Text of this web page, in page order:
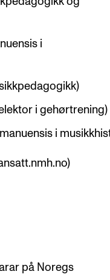
i
i gehørtrening)
i
på Noregs